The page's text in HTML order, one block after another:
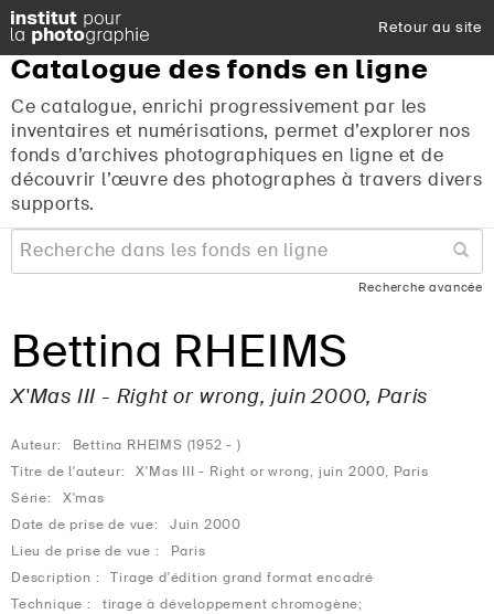
Retour au site
Catalogue des fonds en ligne
Ce catalogue, enrichi progressivement par les
inventaires et numérisations, permet d’explorer nos
fonds d’archives photographiques en ligne et de
découvrir l’œuvre des photographes à travers divers
supports.
Recherche avancée
Bettina RHEIMS
X'Mas III - Right or wrong, juin 2000, Paris
Auteur:
Bettina RHEIMS (1952 - )
Titre de l'auteur:
X'Mas III - Right or wrong, juin 2000, Paris
Série:
X'mas
Date de prise de vue:
Juin 2000
Lieu de prise de vue :
Paris
Description :
Tirage d'édition grand format encadré
Technique :
tirage à développement chromogène;